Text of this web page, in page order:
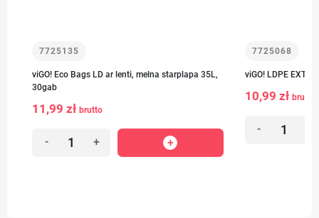
7725135
viGO! Eco Bags LD ar lenti, melna starplapa 35L,
30gab
11,99 zł brutto
- +
7725068
viGO! LDPE
10,99 zł brutto
-